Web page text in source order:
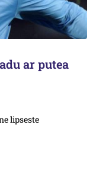
ar putea